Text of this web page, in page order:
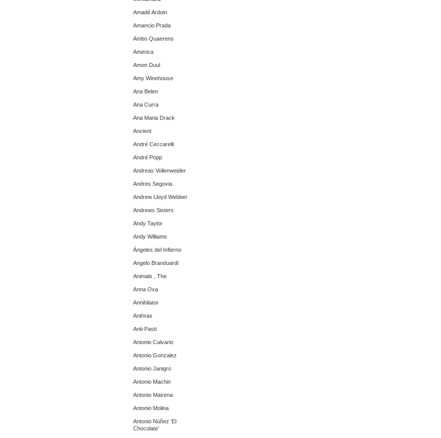
Amadé Ardoin
Amancio Prada
Ambo Quaerens
America
Amon Duul
Amy Winehouse
Ana Belen
Ana Curra
Ana Maria Drack
Ancient
André Ceccarelli
André Popp
Andreas Vollenweider
Andres Segovia
Andrew Lloyd Webber
Andrews Sisters
Andy Taylor
Andy Williams
Ángeles del Infierno
Angelo Branduardi
Animals , The
Anna Oxa
Annihilator
Anthrax
Anti-Pasti
Antonio Calvario
Antonio Gonzalez
Antonio Janigro
Antonio Machin
Antonio Mairena
Antonio Molina
Antonio Núñez 'El
Chocolate'